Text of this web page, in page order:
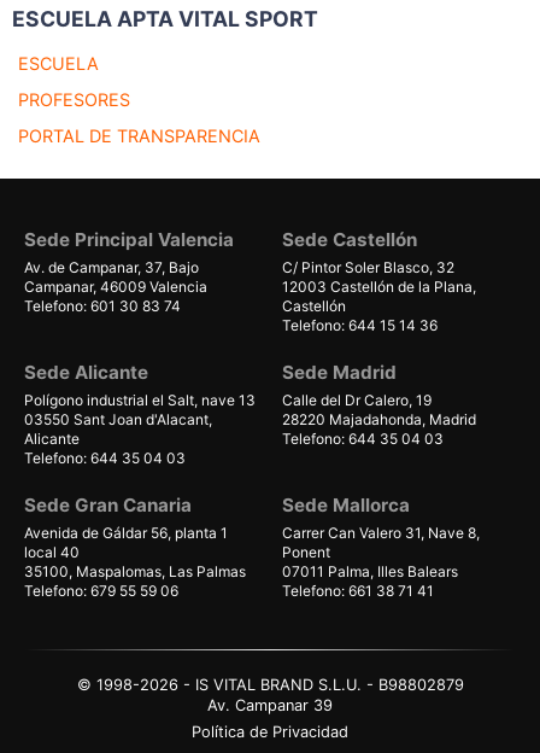
ESCUELA APTA VITAL SPORT
ESCUELA
PROFESORES
PORTAL DE TRANSPARENCIA
Sede Principal Valencia
Av. de Campanar, 37, Bajo
Campanar, 46009 Valencia
Telefono: 601 30 83 74
Sede Castellón
C/ Pintor Soler Blasco, 32
12003 Castellón de la Plana,
Castellón
Telefono: 644 15 14 36
Sede Alicante
Polígono industrial el Salt, nave 13
03550 Sant Joan d'Alacant,
Alicante
Telefono: 644 35 04 03
Sede Madrid
Calle del Dr Calero, 19
28220 Majadahonda, Madrid
Telefono: 644 35 04 03
Sede Gran Canaria
Avenida de Gáldar 56, planta 1
local 40
35100, Maspalomas, Las Palmas
Telefono: 679 55 59 06
Sede Mallorca
Carrer Can Valero 31, Nave 8,
Ponent
07011 Palma, Illes Balears
Telefono: 661 38 71 41
© 1998-2026 - IS VITAL BRAND S.L.U. - B98802879
Av. Campanar 39
Política de Privacidad